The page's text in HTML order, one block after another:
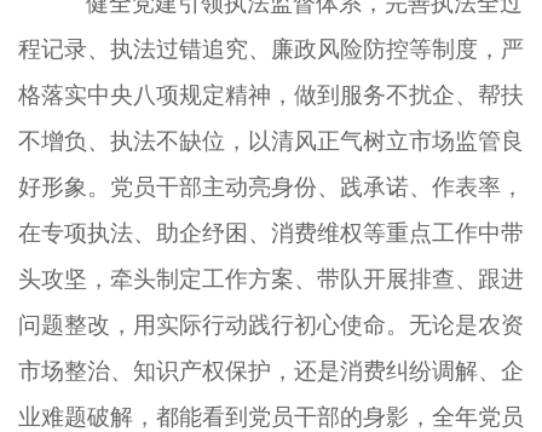
程记录、执法过错追究、廉政风险防控等制度，严
格落实中央八项规定精神，做到服务不扰企、帮扶
不增负、执法不缺位，以清风正气树立市场监管良
好形象。党员干部主动亮身份、践承诺、作表率，
在专项执法、助企纾困、消费维权等重点工作中带
头攻坚，牵头制定工作方案、带队开展排查、跟进
问题整改，用实际行动践行初心使命。无论是农资
市场整治、知识产权保护，还是消费纠纷调解、企
业难题破解，都能看到党员干部的身影，全年党员